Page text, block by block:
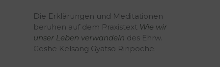
Die Erklärungen und Meditationen
beruhen auf dem Praxistext Wie wir
unser Leben verwandeln des Ehrw.
Geshe Kelsang Gyatso Rinpoche.